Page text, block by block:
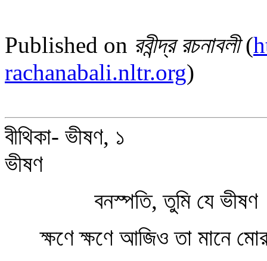
Published on রবীন্দ্র রচনাবলী(
rachanabali.nltr.org)
বীথিকা- ভীষণ, ১
ভীষণ
বনস্পতি, তুমি যে ভীষণ
ক্ষণে ক্ষণে আজিও তা মানে